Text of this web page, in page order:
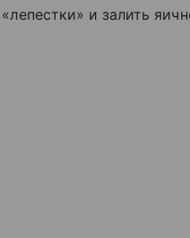
«лепестки» и залить